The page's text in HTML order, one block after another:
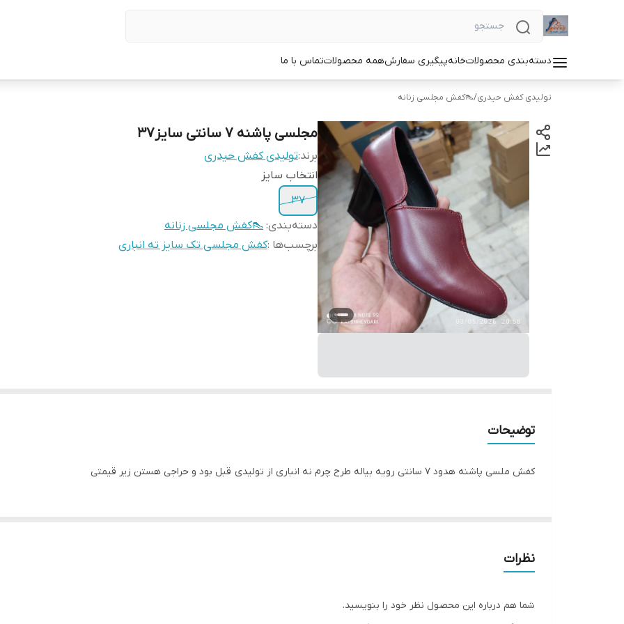
دسته‌بندی محصولاتخانهپیگیری سفارشهمه محصولاتتماس با ما
تولیدی کفش حیدری/👠کفش مجلسی زنانه
مجلسی پاشنه 7 سانتی سایز۳۷
برند:تولیدی کفش حیدری
انتخاب سایز
3۷
دسته‌بندی: 👠کفش مجلسی زنانه
برچسب‌ها :کفش مجلسی تک سایز ته انباری
توضیحات
کفش ملسی پاشنه هدود ۷ سانتی رویه بیاله طرح چرم نه انباری از تولیدی قبل بود و حراجی هستن زیر قیمتی
نظرات
شما هم درباره این محصول نظر خود را بنویسید.